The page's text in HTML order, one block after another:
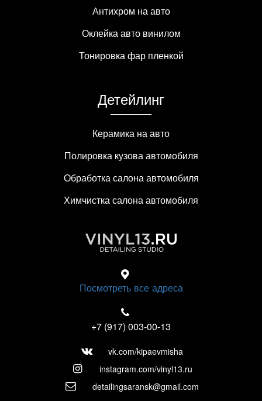
Антихром на авто
Оклейка авто винилом
Тонировка фар пленкой
Детейлинг
Керамика на авто
Полировка кузова автомобиля
Обработка салона автомобиля
Химчистка салона автомобиля
Посмотреть все адреса
+7 (917) 003-00-13
vk.com/kipaevmisha
instagram.com/vinyl13.ru
detailingsaransk@gmail.com